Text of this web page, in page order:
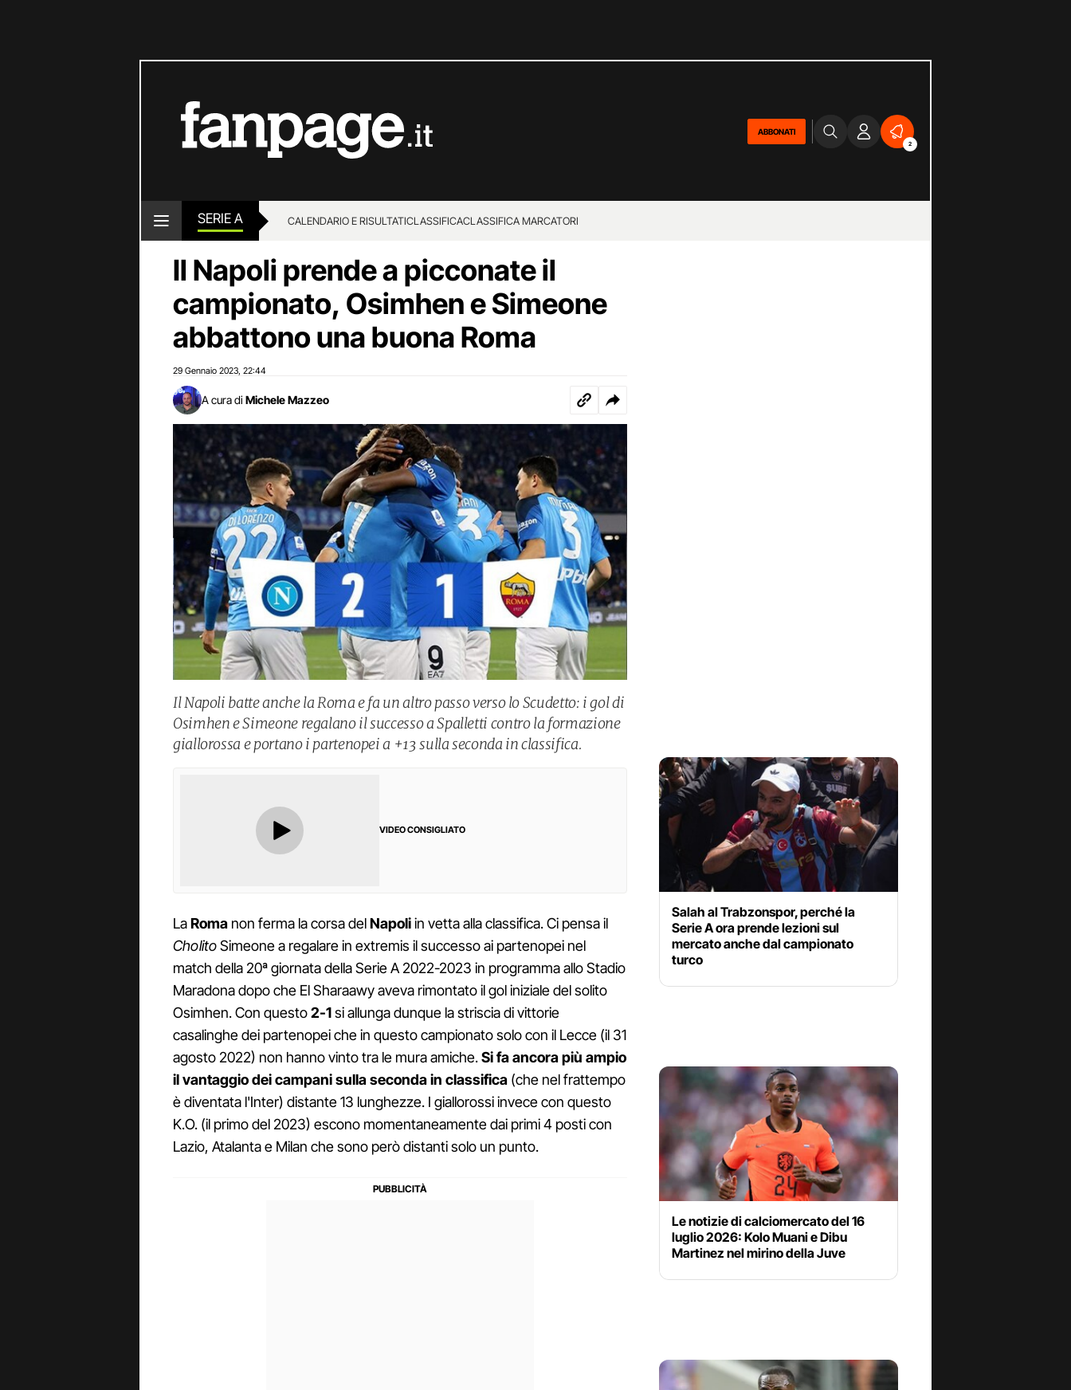
ABBONATI
2
SERIE A CALENDARIO E RISULTATICLASSIFICACLASSIFICA MARCATORI
Il Napoli prende a picconate il
campionato, Osimhen e Simeone
abbattono una buona Roma
29 Gennaio 2023 22:44
A cura di Michele Mazzeo
Il Napoli batte anche la Roma e fa un altro passo verso lo Scudetto: i gol di
Osimhen e Simeone regalano il successo a Spalletti contro la formazione
giallorossa e portano i partenopei a +13 sulla seconda in classifica.
VIDEO CONSIGLIATO
LaRoma non ferma la corsa delNapoliin vetta alla classifica. Ci pensa il
CholitoSimeone a regalare in extremis il successo ai partenopei nel
match della 20ª giornata della Serie A 2022-2023 in programma allo Stadio
Maradona dopo che El Sharaawy aveva rimontato il gol iniziale del solito
Osimhen. Con questo2-1si allunga dunque la striscia di vittorie
casalinghe dei partenopei che in questo campionato solo con il Lecce (il 31
agosto 2022) non hanno vinto tra le mura amiche.Si fa ancora più ampio
il vantaggio dei campani sulla seconda in classifica (che nel frattempo
è diventata l'Inter) distante 13 lunghezze. I giallorossi invece con questo
K.O. (il primo del 2023) escono momentaneamente dai primi 4 posti con
Lazio, Atalanta e Milan che sono però distanti solo un punto.
Salah al Trabzonspor, perché la
Serie A ora prende lezioni sul
mercato anche dal campionato
turco
Le notizie di calciomercato del 16
luglio 2026: Kolo Muani e Dibu
Martinez nel mirino della Juve